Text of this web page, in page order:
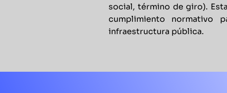
social, término de giro).
cumplimiento normativo
infraestructura pública.